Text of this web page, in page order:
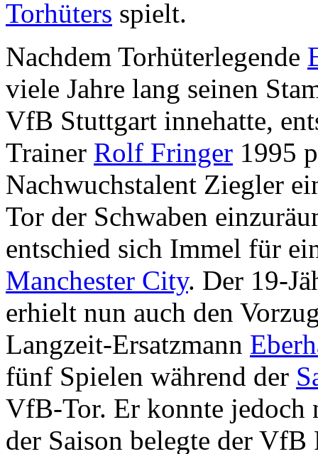
Torhüters spielt.
Nachdem Torhüterlegende
viele Jahre lang seinen
VfB Stuttgart innehatte,
Trainer Rolf Fringer 1995
Nachwuchstalent Ziegler
Tor der Schwaben
entschied sich Immel für
Manchester City. Der 19-
erhielt nun auch den
Langzeit-Ersatzmann
fünf Spielen während der
VfB-Tor. Er konnte jedoch
der Saison belegte der